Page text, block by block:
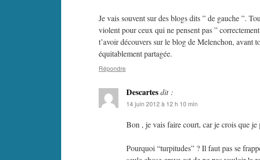
Je vais souvent sur des blogs dits ” de gauche ”.
violent pour ceux qui ne pensent pas ”
t’avoir découvers sur le blog de Melenchon, avant
équitablement partagée.
Répondre
Descartesdit :
14 juin 2012 à 12 h 10 min
Bon , je vais faire court, car je crois que
Pourquoi “turpitudes” ? Il faut pas se